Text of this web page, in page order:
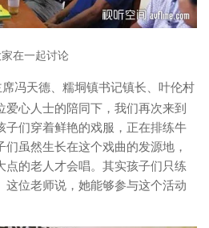
家在一起讨论
席冯天德、糯垌镇书记镇长、叶伦村
心人士的陪同下，我们再次来到
子们穿着鲜艳的戏服，正在排练牛
虽然生长在这个戏曲的发源地，
点的老人才会唱。其实孩子们只练
这位老师说，她能够参与这个活动